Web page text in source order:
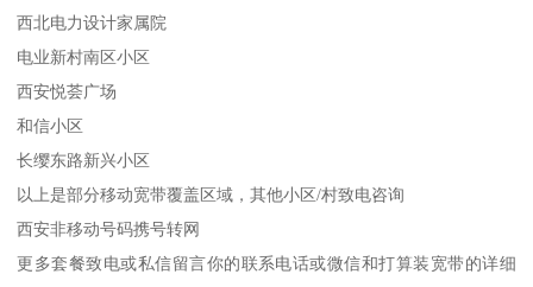
西北电力设计家属院
电业新村南区小区
西安悦荟广场
和信小区
长缨东路新兴小区
以上是部分移动宽带覆盖区域，其他小区/村致电咨询
西安非移动号码携号转网
更多套餐致电或私信留言你的联系电话或微信和打算装宽带的详细